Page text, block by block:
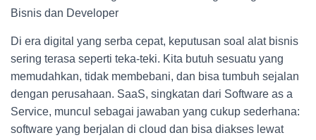
Bisnis dan Developer
Di era digital yang serba cepat, keputusan soal alat bisnis
sering terasa seperti teka-teki. Kita butuh sesuatu yang
memudahkan, tidak membebani, dan bisa tumbuh sejalan
dengan perusahaan. SaaS, singkatan dari Software as a
Service, muncul sebagai jawaban yang cukup sederhana:
software yang berjalan di cloud dan bisa diakses lewat